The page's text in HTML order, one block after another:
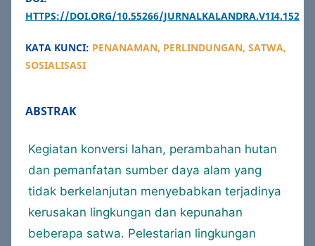
HTTPS://DOI.ORG/10.55266/JURNALKALANDRA.V1I4.152
KATA KUNCI: PENANAMAN, PERLINDUNGAN, SATWA,
SOSIALISASI
ABSTRAK
Kegiatan konversi lahan, perambahan hutan
dan pemanfatan sumber daya alam yang
tidak berkelanjutan menyebabkan terjadinya
kerusakan lingkungan dan kepunahan
beberapa satwa. Pelestarian lingkungan